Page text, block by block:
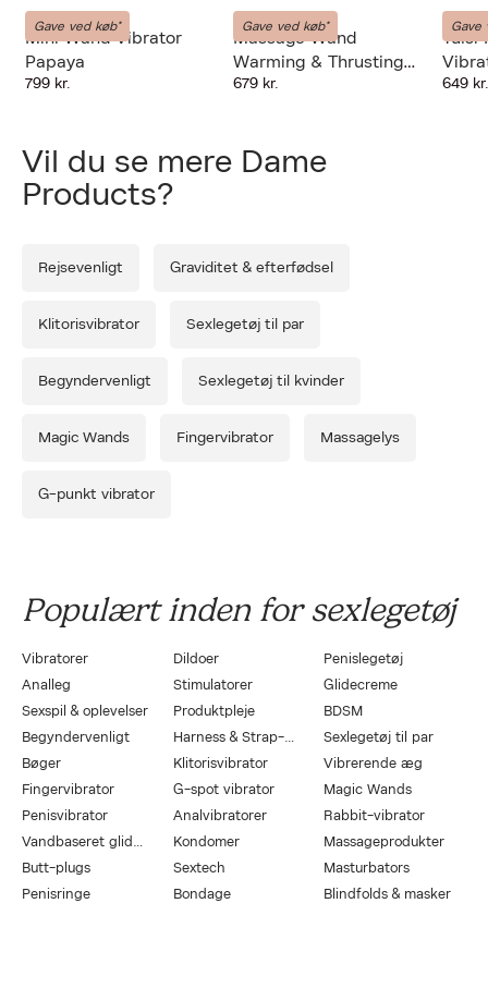
Gave ved køb*
Dame Products
Mini Wand Vibrator
Papaya
799 kr.
Gave ved køb*
JAVIDA
Massage Wand
Warming & Thrusting
Vibe
679 kr.
Gave
The
Tulsi
649 kr.
Vil du se mere Dame
Products?
Rejsevenligt Graviditet & efterfødsel
Klitorisvibrator Sexlegetøj til par
Begyndervenligt Sexlegetøj til kvinder
Magic Wands Fingervibrator Massagelys
G-punkt vibrator
Populært inden for sexlegetøj
Vibratorer Dildoer
Penislegetøj
Analleg
Stimulatorer
Glidecreme
Sexspil & oplevelser
Produktpleje
BDSM
Begyndervenligt
Harness & Strap-On
Sexlegetøj til par
Bøger
Klitorisvibrator
Vibrerende æg
Fingervibrator
G-spot vibrator
Magic Wands
Penisvibrator
Analvibratorer
Rabbit-vibrator
Vandbaseret glidecreme
Kondomer
Massageprodukter
Butt-plugs
Sextech
Masturbators
Penisringe
Bondage Blindfolds & masker